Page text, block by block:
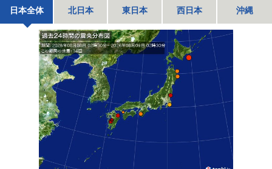
日本全体 北日本 東日本 西日本 沖縄